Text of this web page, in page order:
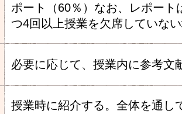
ポート（60％）なお、レポー
つ4回以上授業を欠席していな
必要に応じて、授業内に参考文
授業時に紹介する。全体を通し